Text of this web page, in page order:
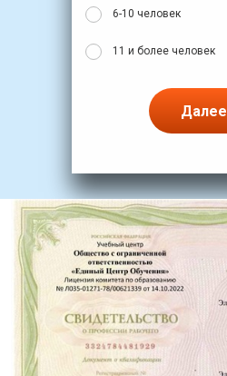
6-10 человек
11 и более человек
Далее